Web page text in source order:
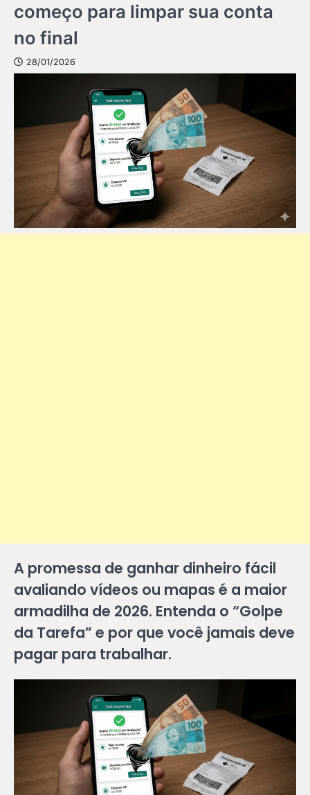
começo para limpar sua conta
no final
28/01/2026
A promessa de ganhar dinheiro fácil
avaliando vídeos ou mapas é a maior
armadilha de 2026. Entenda o “Golpe
da Tarefa” e por que você jamais deve
pagar para trabalhar.